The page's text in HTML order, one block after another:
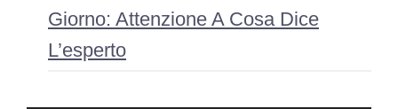
Giorno: Attenzione A Cosa Dice
L’esperto